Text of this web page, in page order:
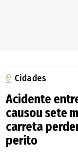
Cidades
Acidente
causou sete
carreta
perito